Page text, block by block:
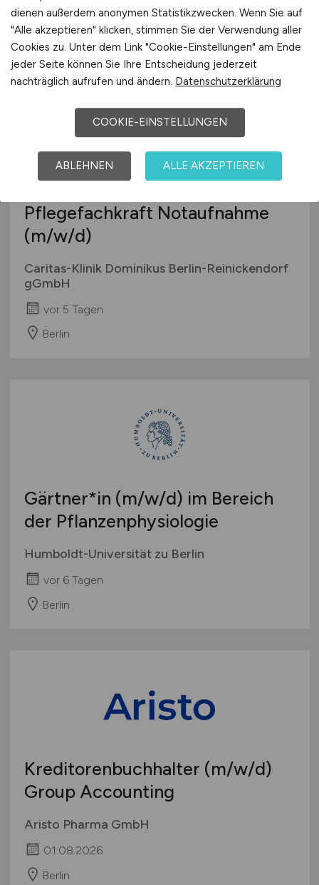
vor 5 Tagen
Berlin
Pflegefachkraft Notaufnahme
(m/w/d)
Caritas-Klinik Dominikus Berlin-Reinickendorf
gGmbH
vor 5 Tagen
Berlin
Gärtner*in (m/w/d) im Bereich
der Pflanzenphysiologie
Humboldt-Universität zu Berlin
vor 6 Tagen
Berlin
Kreditorenbuchhalter (m/w/d)
Group Accounting
Aristo Pharma GmbH
01.08.2026
Berlin
dienen außerdem anonymen Statistikzwecken. Wenn Sie auf
"Alle akzeptieren" klicken, stimmen Sie der Verwendung aller
Cookies zu. Unter dem Link "Cookie-Einstellungen" am Ende
jeder Seite können Sie Ihre Entscheidung jederzeit
nachträglich aufrufen und ändern. Datenschutzerklärung
COOKIE-EINSTELLUNGEN
ABLEHNEN ALLE AKZEPTIEREN